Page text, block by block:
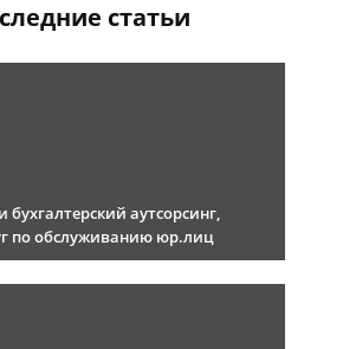
статьи
аутсорсинг,
по обслуживанию юр.лиц